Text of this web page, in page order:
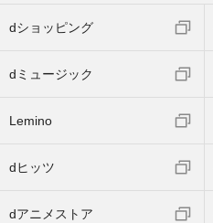
dショッピング
dミュージック
Lemino
dヒッツ
dアニメストア